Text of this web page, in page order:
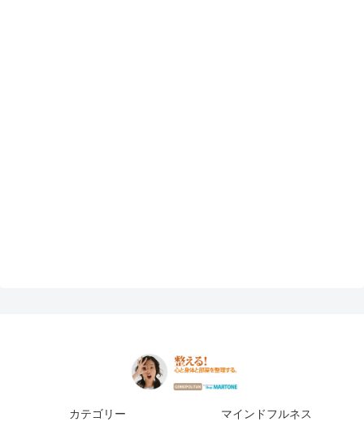
カテゴリー マインドフルネス